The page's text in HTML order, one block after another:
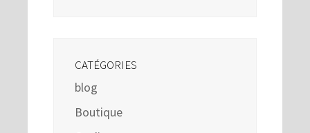
CATÉGORIES
blog
Boutique